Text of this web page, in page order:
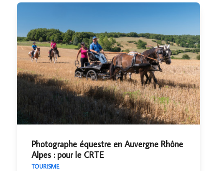
Photographe équestre en Auvergne Rhône
Alpes : pour le CRTE
TOURISME